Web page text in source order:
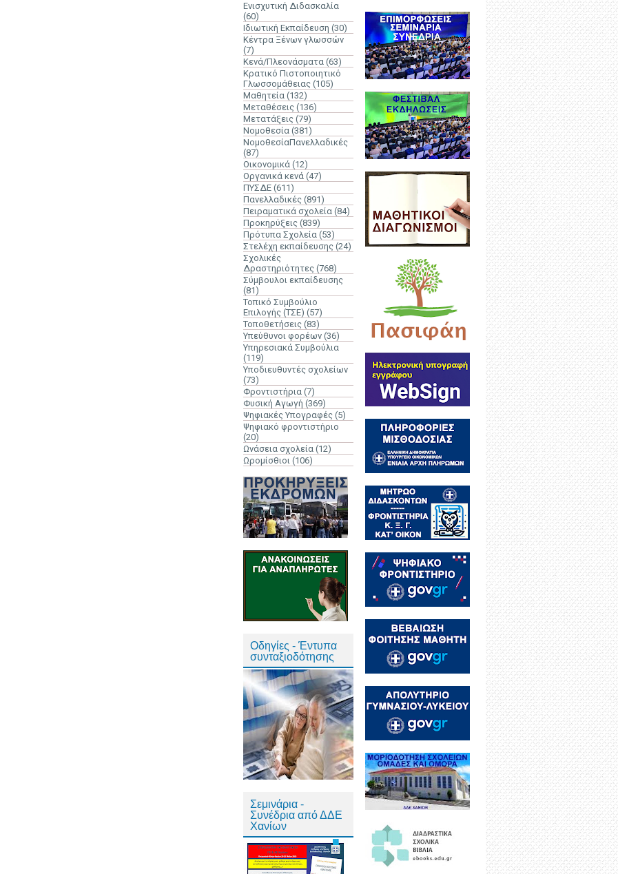
Ενισχυτική Διδασκαλία
(60)
Ιδιωτική Εκπαίδευση (30)
Κέντρα Ξένων γλωσσών
(7)
Κενά/Πλεονάσματα (63)
Κρατικό Πιστοποιητικό
Γλωσσομάθειας (105)
Μαθητεία (132)
Μεταθέσεις (136)
Μετατάξεις (79)
Νομοθεσία (381)
ΝομοθεσίαΠανελλαδικές
(87)
Οικονομικά (12)
Οργανικά κενά (47)
ΠΥΣΔΕ (611)
Πανελλαδικές (891)
Πειραματικά σχολεία (84)
Προκηρύξεις (839)
Πρότυπα Σχολεία (53)
Στελέχη εκπαίδευσης (24)
Σχολικές
Δραστηριότητες (768)
Σύμβουλοι εκπαίδευσης
(81)
Τοπικό Συμβούλιο
Επιλογής (ΤΣΕ) (57)
Τοποθετήσεις (83)
Υπεύθυνοι φορέων (36)
Υπηρεσιακά Συμβούλια
(119)
Υποδιευθυντές σχολείων
(73)
Φροντιστήρια (7)
Φυσική Αγωγή (369)
Ψηφιακές Υπογραφές (5)
Ψηφιακό φροντιστήριο
(20)
Ωνάσεια σχολεία (12)
Ωρομίσθιοι (106)
Οδηγίες - Έντυπα
συνταξιοδότησης
Σεμινάρια -
Συνέδρια από ΔΔΕ
Χανίων